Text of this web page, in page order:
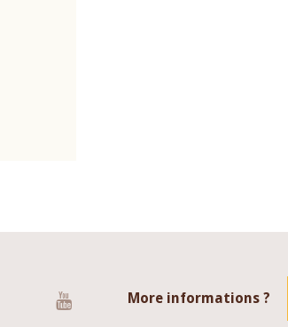
More informations ?